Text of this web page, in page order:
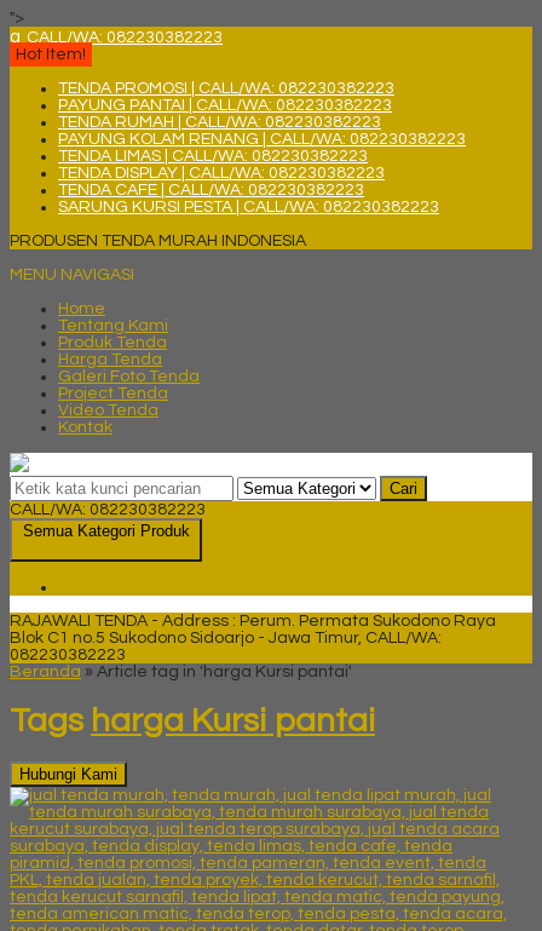
">
q CALL/WA: 082230382223
Hot Item!
TENDA PROMOSI | CALL/WA: 082230382223
PAYUNG PANTAI | CALL/WA: 082230382223
TENDA RUMAH | CALL/WA: 082230382223
PAYUNG KOLAM RENANG | CALL/WA: 082230382223
TENDA LIMAS | CALL/WA: 082230382223
TENDA DISPLAY | CALL/WA: 082230382223
TENDA CAFE | CALL/WA: 082230382223
SARUNG KURSI PESTA | CALL/WA: 082230382223
PRODUSEN TENDA MURAH INDONESIA
MENU NAVIGASI
Home
Tentang Kami
Produk Tenda
Harga Tenda
Galeri Foto Tenda
Project Tenda
Video Tenda
Kontak
Cari
CALL/WA: 082230382223
Semua Kategori Produk
RAJAWALI TENDA - Address : Perum. Permata Sukodono Raya
Blok C1 no.5 Sukodono Sidoarjo - Jawa Timur, CALL/WA:
082230382223
Beranda » Article tag in 'harga Kursi pantai'
Tags harga Kursi pantai
Hubungi Kami